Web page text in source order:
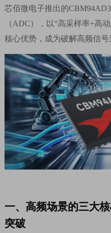
芯佰微电子推出的
（ADC），以“高采样率+高
核心优势，成为破解高频信号
一、 高频场景的三大
突破